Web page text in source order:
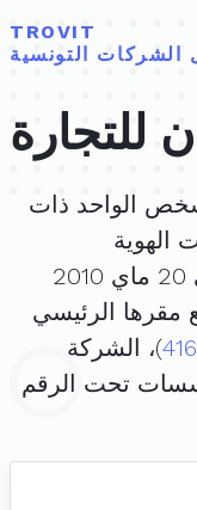
TROVIT
الشركات التونسية
للتجارة
الواحد ذات
الهوية
. تم تأسيسها في 20 ماي 2010
مقرها الرئيسي
)، الشركة
تحت الرقم